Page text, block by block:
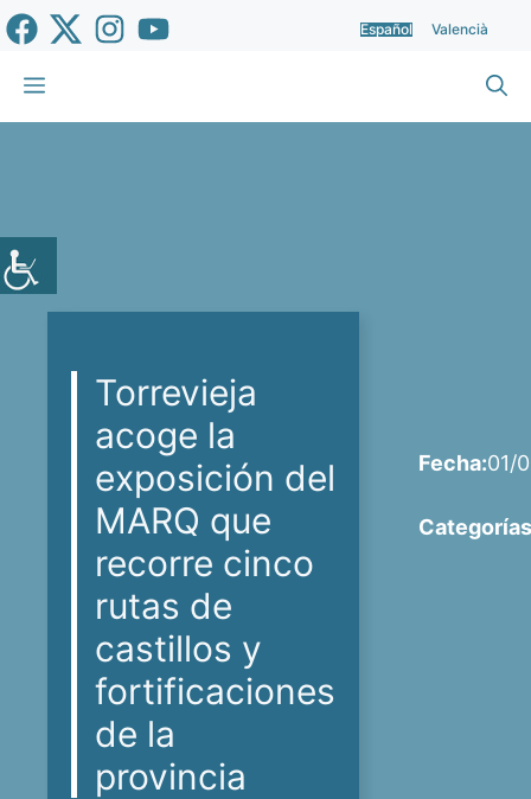
Saltar
al
contenido
Español Valencià
Menú
Torrevieja
acoge la
exposición del
MARQ que
recorre cinco
rutas de
castillos y
fortificaciones
de la
provincia
Fecha:01/